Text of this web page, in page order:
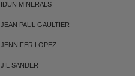
IDUN MINERALS
JEAN PAUL GAULTIER
JENNIFER LOPEZ
JIL SANDER